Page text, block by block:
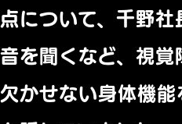
点について、千野
音を聞くなど、視覚
欠かせない身体機